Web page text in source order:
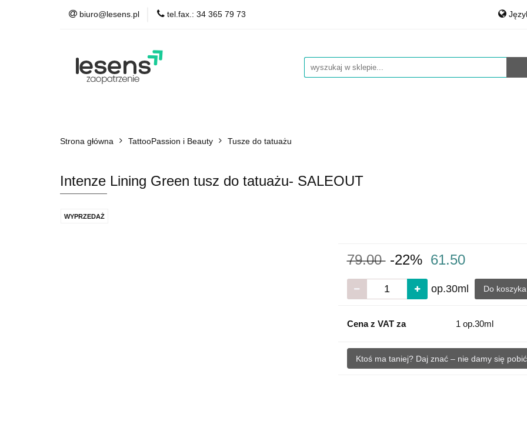
biuro@lesens.pl tel.fax.: 34 365 79 73
Łożyska, smary
TattooPassion & Beauty Materiały
Strona główna TattooPassion i Beauty Tusze do tatuażu
Intenze Lining Green tusz do tatuażu- SALEOUT
WYPRZEDAŻ
79.00 -22% 61.50
op.30ml Do koszyka
Cena z VAT za 1 op.30ml
Ktoś ma taniej? Daj znać – nie damy się